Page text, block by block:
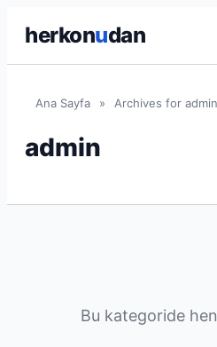
herkonudan
Ana Sayfa » Archives for admin
admin
Bu kategoride